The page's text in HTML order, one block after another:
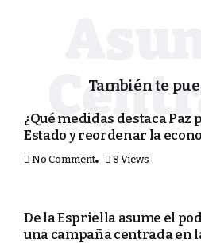
También te
¿Qué medidas destaca
Estado y reordenar la
No Comment 8 Views
De la Espriella asume el
una campaña centrada en